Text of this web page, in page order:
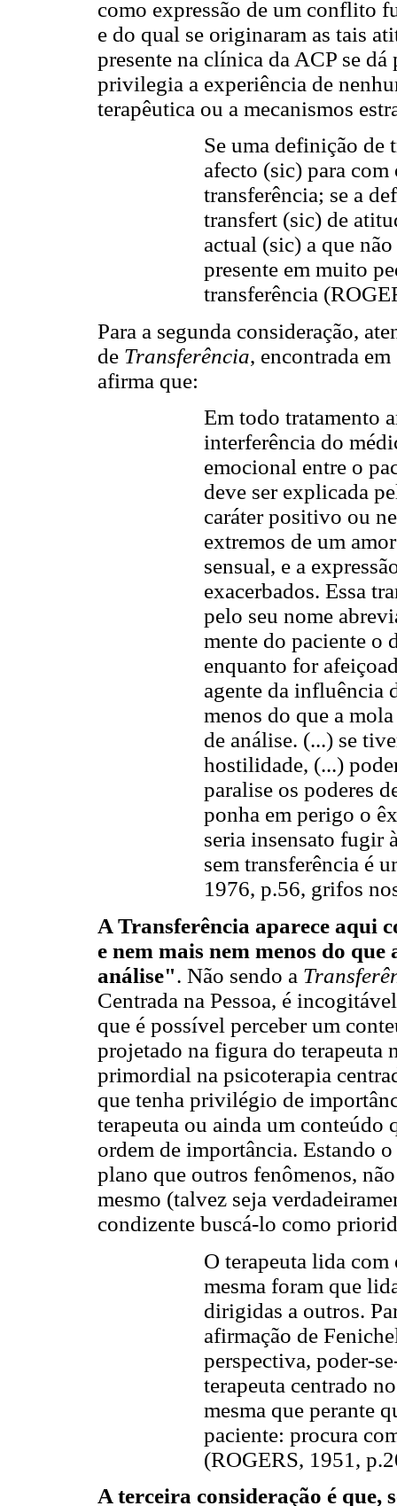
como expressão de um conflito
e do qual se originaram as tais
presente na clínica da ACP se
privilegia a experiência de
terapêutica ou a mecanismos
Se uma definição
afecto (sic) para com
transferência; se a
transfert (sic) de
actual (sic) a que
presente em muito
transferência
Para a segunda consideração,
de Transferência, encontrada
afirma que:
Em todo tratamento
interferência do
emocional entre o
deve ser explicada
caráter positivo ou
extremos de um
sensual, e a
exacerbados. Essa
pelo seu nome
mente do paciente o
enquanto for
agente da influência
menos do que a
de análise. (...) se
hostilidade, (...)
paralise os poderes
ponha em perigo o
seria insensato fugir
sem transferência é
1976, p.56, grifos
A Transferência aparece aqui
e nem mais nem menos do
análise". Não sendo a
Centrada na Pessoa, é
que é possível perceber um
projetado na figura do
primordial na psicoterapia
que tenha privilégio de
terapeuta ou ainda um conteúdo
ordem de importância. Estando
plano que outros fenômenos,
mesmo (talvez seja
condizente buscá-lo como
O terapeuta lida com
mesma foram que
dirigidas a outros.
afirmação de
perspectiva, poder-
terapeuta centrado
mesma que perante
paciente: procura
(ROGERS, 1951,
A terceira consideração é que,